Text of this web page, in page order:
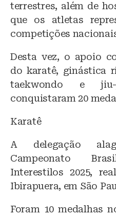
terrestres, além de
que os atletas
competições
Desta vez, o apoio
do karatê, ginástica
taekwondo e
conquistaram 20
Karatê
A delegação
Campeonato
Interestilos 2025,
Ibirapuera, em São
Foram 10 medalhas